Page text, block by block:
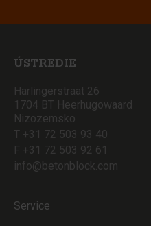
ÚSTREDIE
Harlingerstraat 26
1704 BT Heerhugowaard
Nizozemsko
T +31 72 503 93 40
F +31 72 503 92 61
info@betonblock.com
Service